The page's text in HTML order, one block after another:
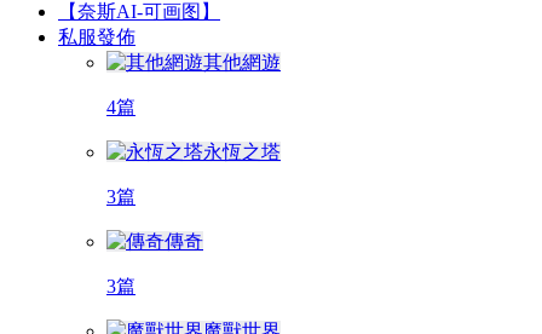
【奈斯AI-可画图】
私服發佈
其他網遊
4篇
永恆之塔
3篇
傳奇
3篇